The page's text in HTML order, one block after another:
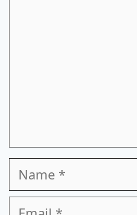
Name
Email